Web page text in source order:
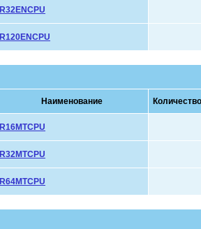
R32ENCPU
R120ENCPU
Наименование
R16MTCPU
R32MTCPU
R64MTCPU